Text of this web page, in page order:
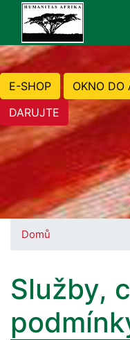
E-SHOP OKNO DO
DARUJTE
Domů
Služby,